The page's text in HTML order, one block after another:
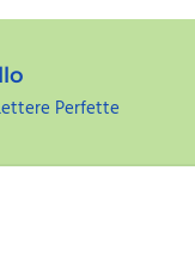
Perfette